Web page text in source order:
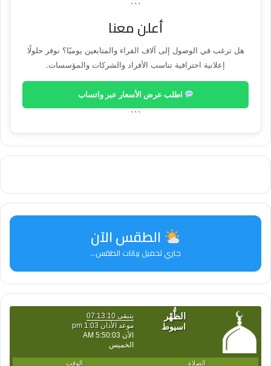
```
أعلن معنا
هل ترغب في الوصول إلى آلاف القراء والمتابعين يوميًا؟ نوفر حلولًا
إعلانية احترافية تناسب الأفراد والشركات والمؤسسات.
اطلب عرض الأسعار عبر واتساب
```
الطقس الآن
جاري تحميل بيانات الطقس...